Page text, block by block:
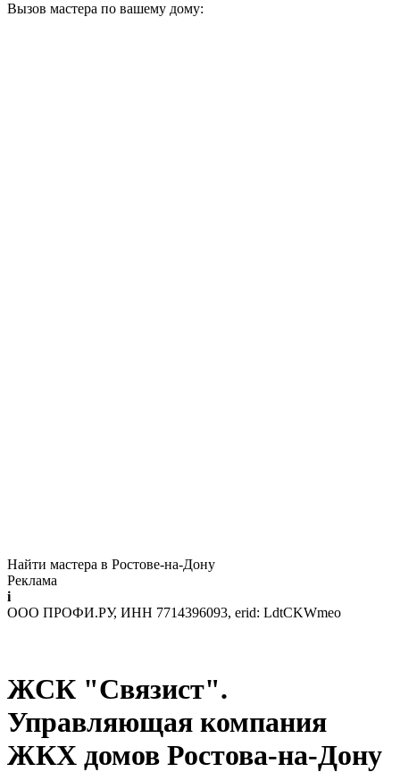
Вызов мастера по вашему дому:
Найти мастера в Ростове-на-Дону
Реклама
i
ООО ПРОФИ.РУ, ИНН 7714396093, erid: LdtCKWmeo
ЖСК "Связист".
Управляющая компания
ЖКХ домов Ростова-на-Дону